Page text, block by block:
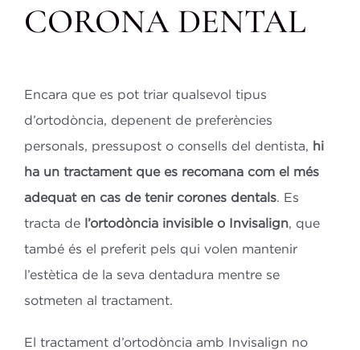
CORONA DENTAL
Encara que es pot triar qualsevol tipus
d’ortodòncia, depenent de preferències
personals, pressupost o consells del dentista, hi
ha un tractament que es recomana com el més
adequat en cas de tenir corones dentals. Es
tracta de l’ortodòncia invisible o Invisalign, que
també és el preferit pels qui volen mantenir
l’estètica de la seva dentadura mentre se
sotmeten al tractament.
El tractament d’ortodòncia amb Invisalign no